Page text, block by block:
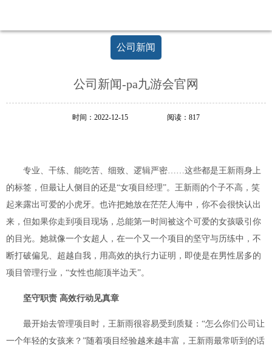
起
点，
开
新
公司新闻
公司新闻-pa九游会官网
时间：2022-12-15 阅读：817
专业、干练、能吃苦、细致、逻辑严密……这些都是王新雨身上
的标签，但最让人侧目的还是“女项目经理”。王新雨的个子不高，笑
起来露出可爱的小虎牙。也许把她放在茫茫人海中，你不会很快认出
来，但如果你走到项目现场，总能第一时间被这个可爱的女孩吸引你
的目光。她就像一个女超人，在一个又一个项目的坚守与历练中，不
断打破偏见、超越自我，用高效的执行力证明，即使是在男性居多的
项目管理行业，“女性也能顶半边天”。
坚守职责 高效行动见真章
最开始去管理项目时，王新雨很容易受到质疑：“怎么你们公司让
一个年轻的女孩来？”随着项目经验越来越丰富，王新雨最常听到的话